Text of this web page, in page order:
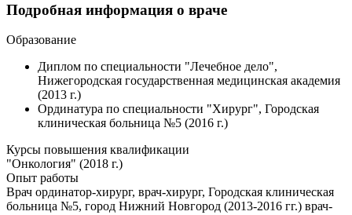
Подробная информация о враче
Образование
Диплом по специальности "Лечебное дело",
Нижегородская государственная медицинская академия
(2013 г.)
Ординатура по специальности "Хирург", Городская
клиническая больница №5 (2016 г.)
Курсы повышения квалификации
"Онкология" (2018 г.)
Опыт работы
Врач ординатор-хирург, врач-хирург, Городская клиническая
больница №5, город Нижний Новгород (2013-2016 гг.) врач-